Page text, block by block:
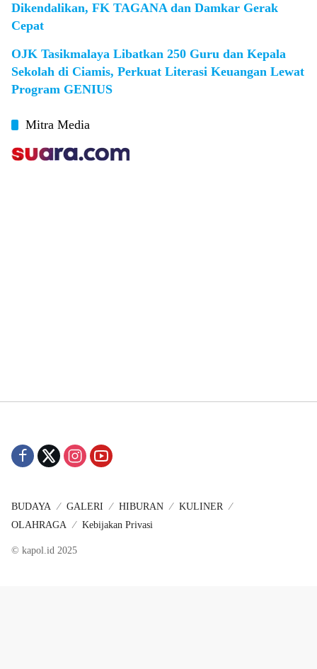
Dikendalikan, FK TAGANA dan Damkar Gerak
Cepat
OJK Tasikmalaya Libatkan 250 Guru dan Kepala
Sekolah di Ciamis, Perkuat Literasi Keuangan Lewat
Program GENIUS
Mitra Media
BUDAYA GALERI HIBURAN
KULINER
OLAHRAGA
Kebijakan Privasi
© kapol.id 2025